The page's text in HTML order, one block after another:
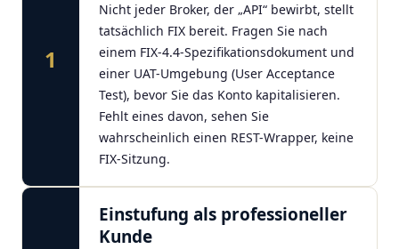
1
Nicht jeder Broker, der „API“ bewirbt, stellt
tatsächlich FIX bereit. Fragen Sie nach
einem FIX-4.4-Spezifikationsdokument und
einer UAT-Umgebung (User Acceptance
Test), bevor Sie das Konto kapitalisieren.
Fehlt eines davon, sehen Sie
wahrscheinlich einen REST-Wrapper, keine
FIX-Sitzung.
Einstufung als professioneller
Kunde